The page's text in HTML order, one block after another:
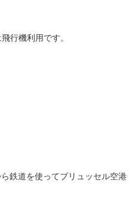
行機利用です。
鉄道を使ってブリュッセル空港